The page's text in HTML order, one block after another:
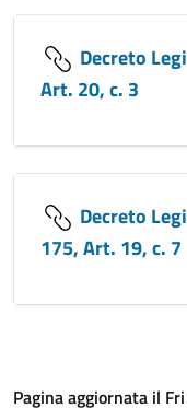
Decreto
Art. 20, c. 3
Decreto
175, Art. 19, c. 7
Pagina aggiornata il